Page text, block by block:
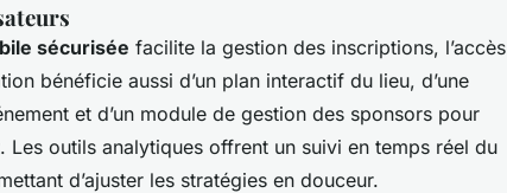
sécurisée facilite la gestion des inscriptions, l’accès
bénéficie aussi d’un plan interactif du lieu, d’une
et d’un module de gestion des sponsors pour
outils analytiques offrent un suivi en temps réel du
d’ajuster les stratégies en douceur.